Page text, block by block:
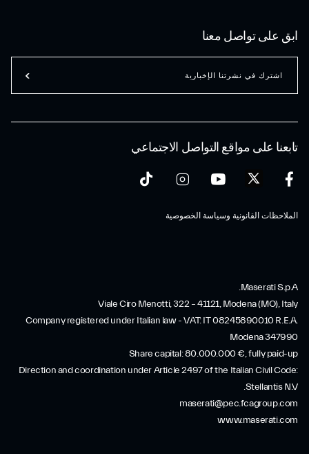
تابعنا على مواقع التواصل الاجتماعي
الملاحظات القانونية وسياسة الخصوصية
ابق على تواصل معنا
اشترك في نشرتنا الإخبارية
Maserati S.p.A.
Viale Ciro Menotti, 322 – 41121, Modena (MO), Italy
Company registered under Italian law - VAT: IT 08245890010 R.E.A.
Modena 347990
Share capital: 80.000.000 €, fully paid-up
Direction and coordination under Article 2497 of the Italian Civil Code:
Stellantis N.V.
maserati@pec.fcagroup.com
www.maserati.com